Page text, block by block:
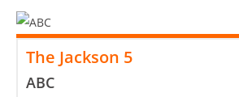
The Jackson 5
ABC